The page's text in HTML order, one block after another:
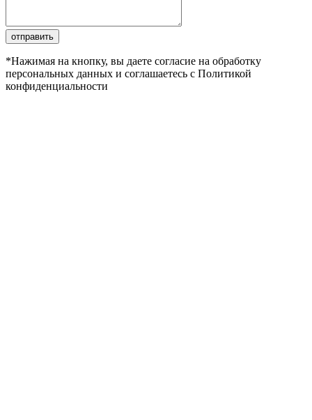
отправить
*Нажимая на кнопку, вы даете согласие на обработку
персональных данных и соглашаетесь с Политикой
конфиденциальности